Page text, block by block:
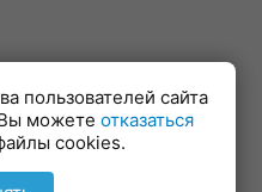
пользователей сайта
можете отказаться
cookies.